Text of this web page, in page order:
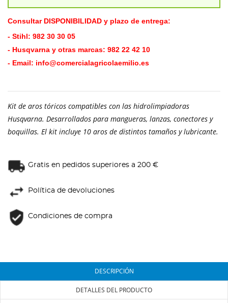
Consultar DISPONIBILIDAD y plazo de entrega:
- Stihl: 982 30 30 05
- Husqvarna y otras marcas: 982 22 42 10
- Email: info@comercialagricolaemilio.es
Kit de aros tóricos compatibles con las hidrolimpiadoras
Husqvarna. Desarrollados para mangueras, lanzas, conectores y
boquillas. El kit incluye 10 aros de distintos tamaños y lubricante.
Gratis en pedidos superiores a 200 €
Política de devoluciones
Condiciones de compra
DESCRIPCIÓN
DETALLES DEL PRODUCTO